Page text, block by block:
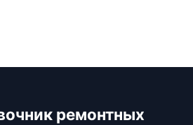
ремонтных